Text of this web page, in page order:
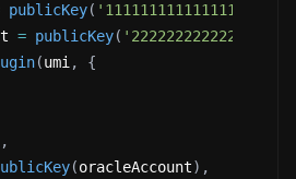
publicKey(
= publicKey(
(umi ,
{
,
(oracleAccount) ,